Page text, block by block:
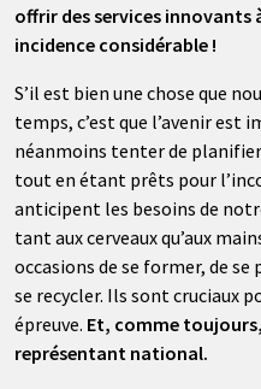
offrir des services innovants
incidence considérable !
S’il est bien une chose que
temps, c’est que l’avenir est
néanmoins tenter de
tout en étant prêts pour
anticipent les besoins de
tant aux cerveaux qu’aux
occasions de se former, de
se recycler. Ils sont cruciaux
épreuve. Et, comme toujours,
représentant national.